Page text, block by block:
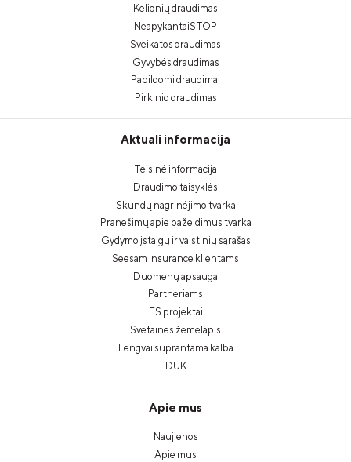
Kelionių draudimas
NeapykantaiSTOP
Sveikatos draudimas
Gyvybės draudimas
Papildomi draudimai
Pirkinio draudimas
Aktuali informacija
Teisinė informacija
Draudimo taisyklės
Skundų nagrinėjimo tvarka
Pranešimų apie pažeidimus tvarka
Gydymo įstaigų ir vaistinių sąrašas
Seesam Insurance klientams
Duomenų apsauga
Partneriams
ES projektai
Svetainės žemėlapis
Lengvai suprantama kalba
DUK
Apie mus
Naujienos
Apie mus